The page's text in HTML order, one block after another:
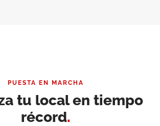
PUESTA EN MARCHA
tu local en tiempo
récord.